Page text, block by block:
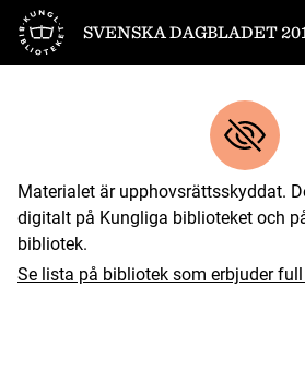
Till startsidan
SVENSKA DAGBLADET
Materialet är upphovsrättsskyddat.
digitalt på Kungliga biblioteket och
bibliotek.
Se lista på bibliotek som erbjuder